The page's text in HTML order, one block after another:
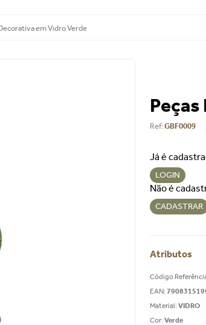
em Vidro Verde
Ref:GBF0009
Já é
LOGIN
Não é
CADASTRAR
Atributos
Código
EAN:
Material:VIDRO
Cor:Verde